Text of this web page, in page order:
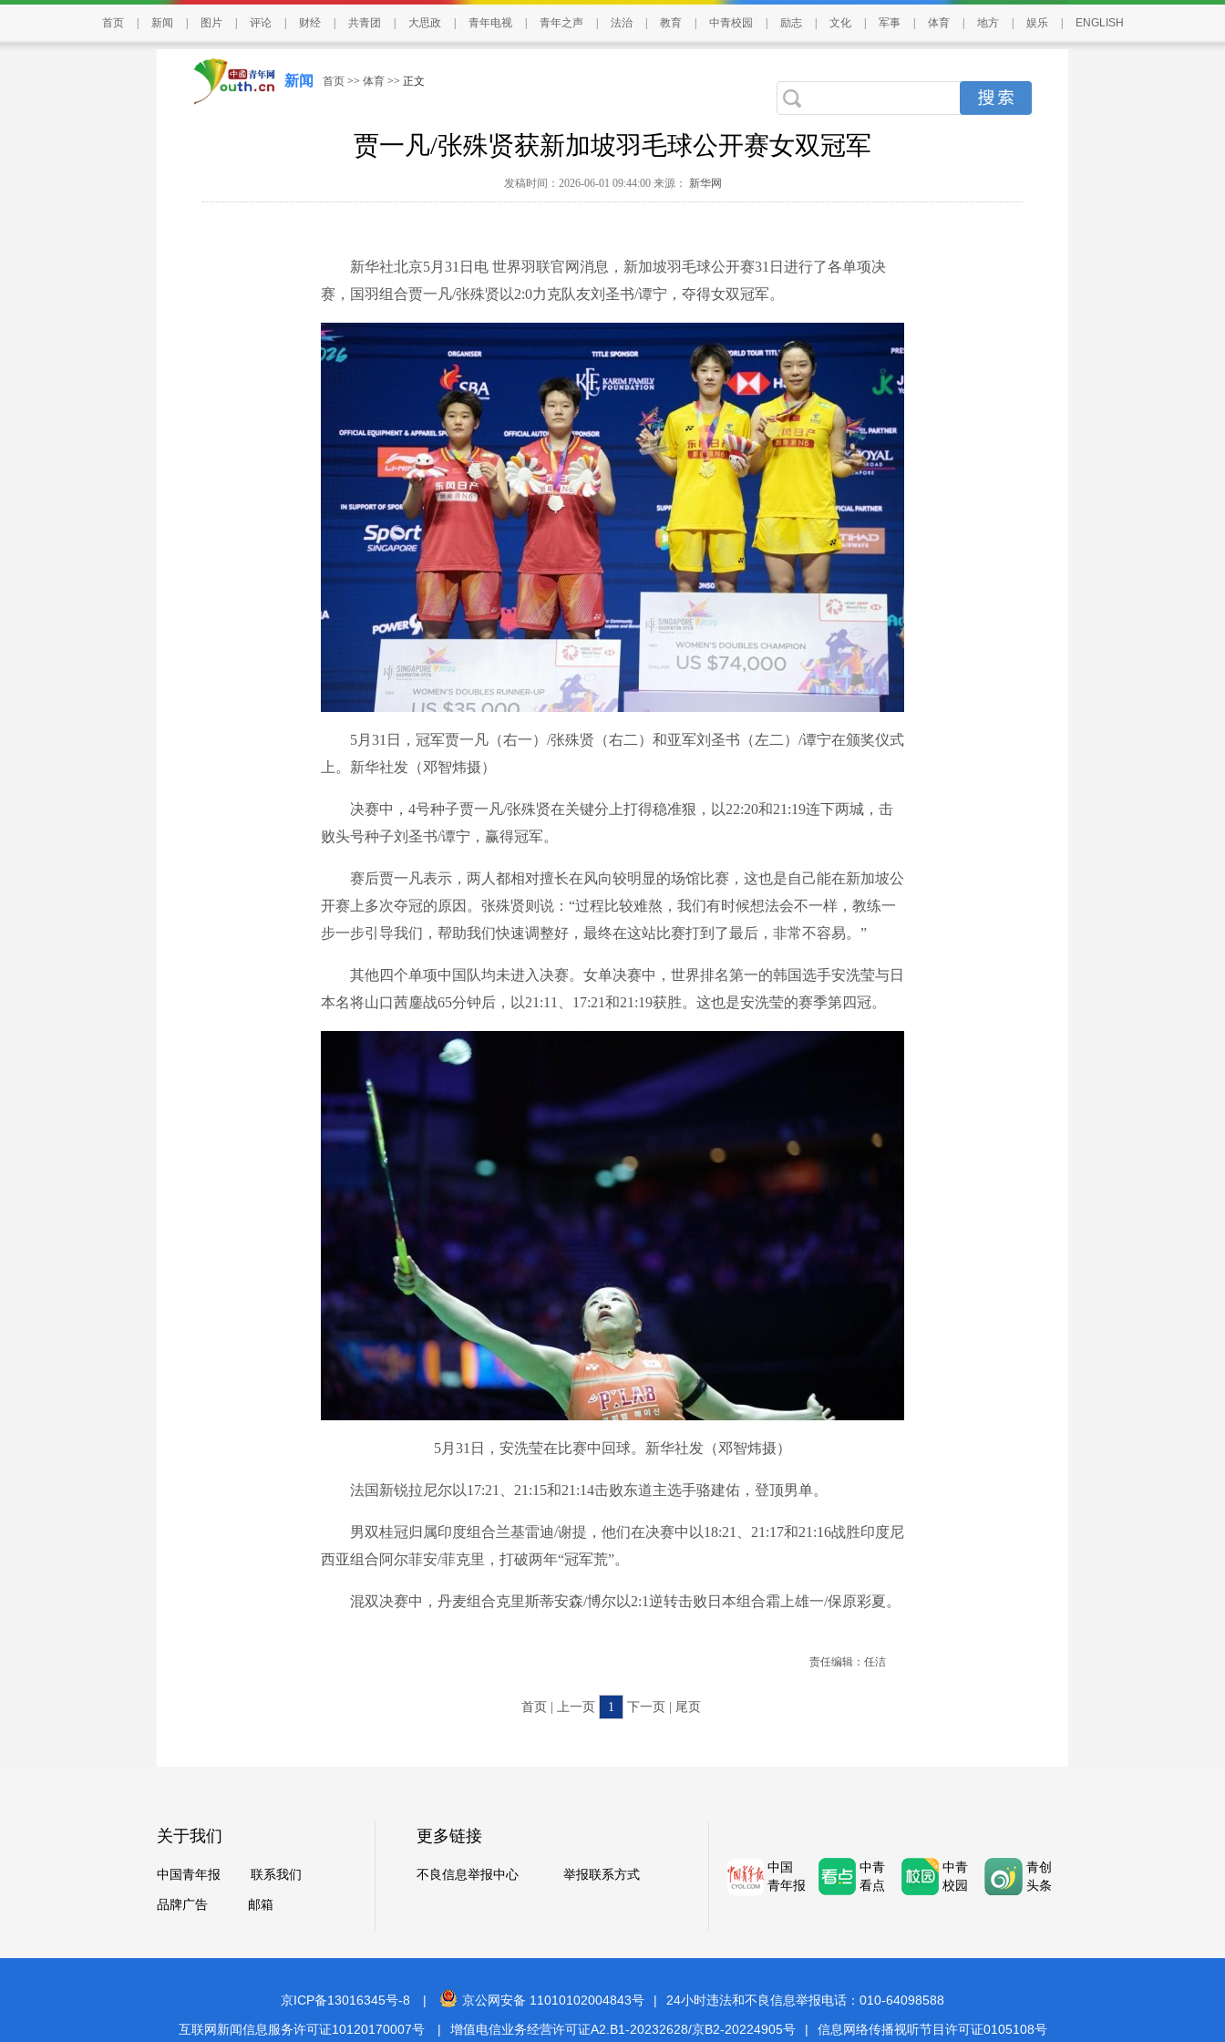
首页 新闻 图片 评论 财经 共青团 大思政 青年电视 青年之声 法治 教育 中青校园 励志 文化 军事 体育 地方 娱乐 ENGLISH
新闻 首页 >> 体育 >> 正文
贾一凡/张殊贤获新加坡羽毛球公开赛女双冠军
发稿时间：2026-06-01 09:44:00 来源： 新华网
新华社北京5月31日电 世界羽联官网消息，新加坡羽毛球公开赛31日进行了各单项决
赛，国羽组合贾一凡/张殊贤以2:0力克队友刘圣书/谭宁，夺得女双冠军。
5月31日，冠军贾一凡（右一）/张殊贤（右二）和亚军刘圣书（左二）/谭宁在颁奖仪式
上。新华社发（邓智炜摄）
决赛中，4号种子贾一凡/张殊贤在关键分上打得稳准狠，以22:20和21:19连下两城，击
败头号种子刘圣书/谭宁，赢得冠军。
赛后贾一凡表示，两人都相对擅长在风向较明显的场馆比赛，这也是自己能在新加坡公
开赛上多次夺冠的原因。张殊贤则说：“过程比较难熬，我们有时候想法会不一样，教练一
步一步引导我们，帮助我们快速调整好，最终在这站比赛打到了最后，非常不容易。”
其他四个单项中国队均未进入决赛。女单决赛中，世界排名第一的韩国选手安洗莹与日
本名将山口茜鏖战65分钟后，以21:11、17:21和21:19获胜。这也是安洗莹的赛季第四冠。
5月31日，安洗莹在比赛中回球。新华社发（邓智炜摄）
法国新锐拉尼尔以17:21、21:15和21:14击败东道主选手骆建佑，登顶男单。
男双桂冠归属印度组合兰基雷迪/谢提，他们在决赛中以18:21、21:17和21:16战胜印度尼
西亚组合阿尔菲安/菲克里，打破两年“冠军荒”。
混双决赛中，丹麦组合克里斯蒂安森/博尔以2:1逆转击败日本组合霜上雄一/保原彩夏。
责任编辑：任洁
首页 | 上一页 1 下一页 | 尾页
关于我们
中国青年报 联系我们
品牌广告 邮箱
更多链接
不良信息举报中心 举报联系方式
中国
青年报
中青
看点
中青
校园
青创
头条
京ICP备13016345号-8 | 京公网安备 11010102004843号 |
24小时违法和不良信息举报电话：010-64098588
互联网新闻信息服务许可证10120170007号
| 增值电信业务经营许可证A2.B1-20232628/京B2-20224905号 | 信息网络传播视听节目许可证0105108号